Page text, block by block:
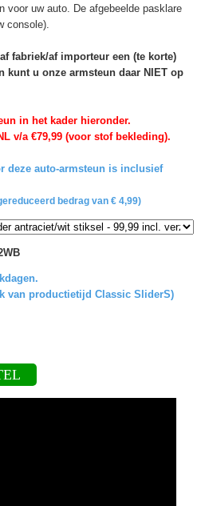
voor uw auto. De afgebeelde pasklare
console).
fabriek/af importeur een (te korte)
kunt u onze armsteun daar NIET op
in het kader hieronder.
v/a €79,99 (voor stof bekleding).
deze auto-armsteun is inclusief
bedrag van € 4,99)
van productietijd Classic SliderS)